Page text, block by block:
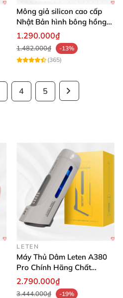
Thật 19Kg Irontech Freya Cao
Cấp
Thật 19Kg Irontech Freya Cao
Thật 19Kg Irontech Freya Cao
Cấp
Mông giả silicon cao cấp
Nhật Bản hình bông hồng
siêu thực
1.290.000₫
1.482.000₫
-13%
(365)
4 5
LETEN
Máy Thủ Dâm Leten A380
Pro Chính Hãng Chất
Lượng Cao
2.790.000₫
3.444.000₫
-19%